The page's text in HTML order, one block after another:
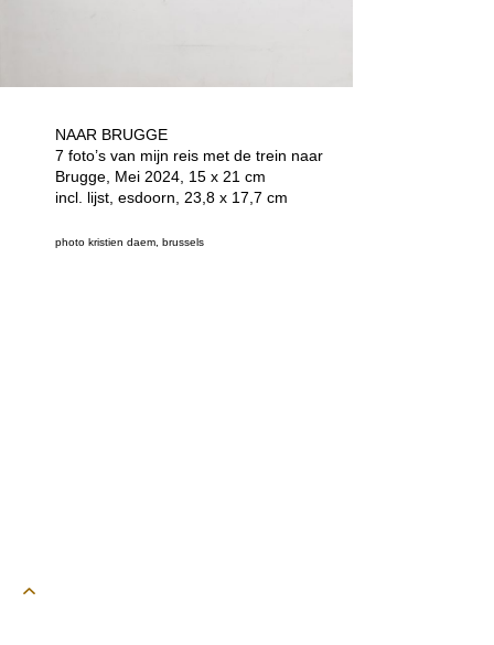
NAAR BRUGGE
7 foto’s van mijn reis met de trein naar
Brugge, Mei 2024, 15 x 21 cm
incl. lijst, esdoorn, 23,8 x 17,7 cm
photo kristien daem, brussels